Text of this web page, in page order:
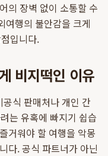
의 장벽 없이 소통할 수
여행의 불안감을 크게
입니다.
비지떡인 이유
식 판매처나 개인 간
는 유혹에 빠지기 쉽습
거워야 할 여행을 악몽
다. 공식 파트너가 아닌